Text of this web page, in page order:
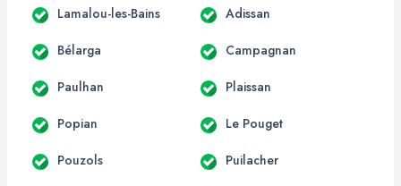
Lamalou-les-Bains Adissan
Bélarga Campagnan
Paulhan Plaissan
Popian Le Pouget
Pouzols Puilacher